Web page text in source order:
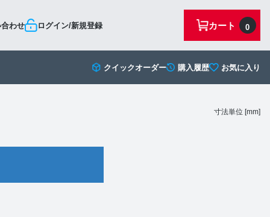
わせ ログイン/新規登録 0
カート
クイックオーダー 購入履歴 お気に入り
寸法単位 [mm]